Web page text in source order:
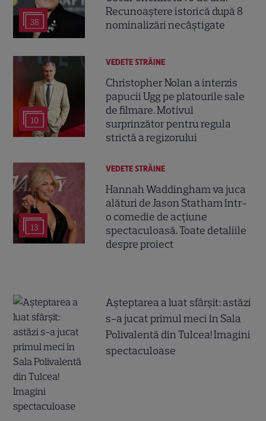
38
Recunoaștere istorică după 8
nominalizări necâștigate
10
VEDETE STRĂINE
Christopher Nolan a interzis
papucii Ugg pe platourile sale
de filmare. Motivul
surprinzător pentru regula
strictă a regizorului
13
VEDETE STRĂINE
Hannah Waddingham va juca
alături de Jason Statham într-
o comedie de acțiune
spectaculoasă. Toate detaliile
despre proiect
Așteptarea a luat sfârșit: astăzi
s-a jucat primul meci în Sala
Polivalentă din Tulcea! Imagini
spectaculoase